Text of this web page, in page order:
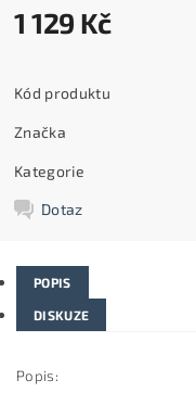
1 129 Kč
Kód produktu
Značka
Kategorie
Dotaz
POPIS
DISKUZE
Popis: